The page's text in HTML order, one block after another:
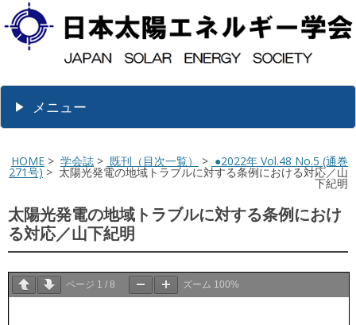
メニュー
HOME > 学会誌 > 既刊（目次一覧） > ●2022年 Vol.48 No.5 (通巻
271号) > 太陽光発電の地域トラブルに対する条例における対応／山
下紀明
太陽光発電の地域トラブルに対する条例におけ
る対応／山下紀明
ページ 1 / 8 ズーム 100%